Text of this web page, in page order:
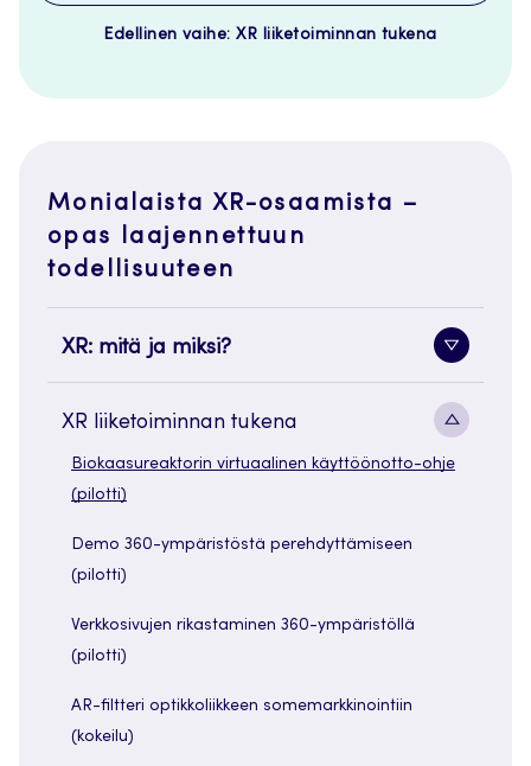
Edellinen vaihe: XR liiketoiminnan tukena
Monialaista XR-osaamista –
opas laajennettuun
todellisuuteen
XR: mitä ja miksi?
painike
XR liiketoiminnan tukena
Biokaasureaktorin virtuaalinen käyttöönotto-ohje
(pilotti)
Demo 360-ympäristöstä perehdyttämiseen
(pilotti)
Verkkosivujen rikastaminen 360-ympäristöllä
(pilotti)
AR-filtteri optikkoliikkeen somemarkkinointiin
(kokeilu)